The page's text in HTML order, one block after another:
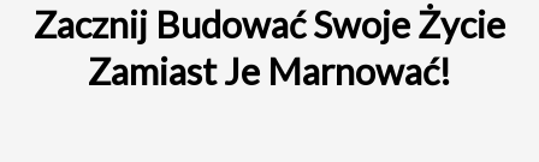
Zacznij Budować Swoje Życie
Zamiast Je Marnować!